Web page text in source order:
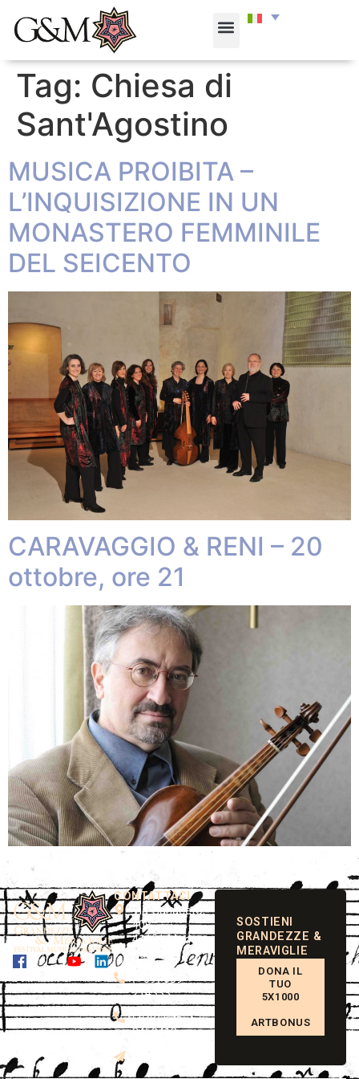
Tag: Chiesa di
Sant'Agostino
MUSICA PROIBITA –
L’INQUISIZIONE IN UN
MONASTERO FEMMINILE
DEL SEICENTO
CARAVAGGIO & RENI – 20
ottobre, ore 21
CONTATTACI
Via Ganaceto,
40B
41121 Modena
Italy
(+39) 059
214333
(+39) 345
8450413
SOSTIENI
GRANDEZZE &
MERAVIGLIE
DONA IL
TUO
5X1000
ARTBONUS